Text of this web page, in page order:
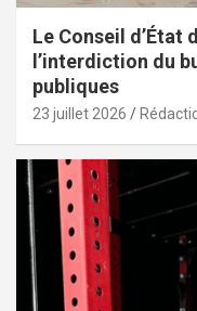
Le Conseil d’État
l’interdiction du
publiques
23 juillet 2026